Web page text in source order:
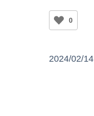
0
2024/02/14